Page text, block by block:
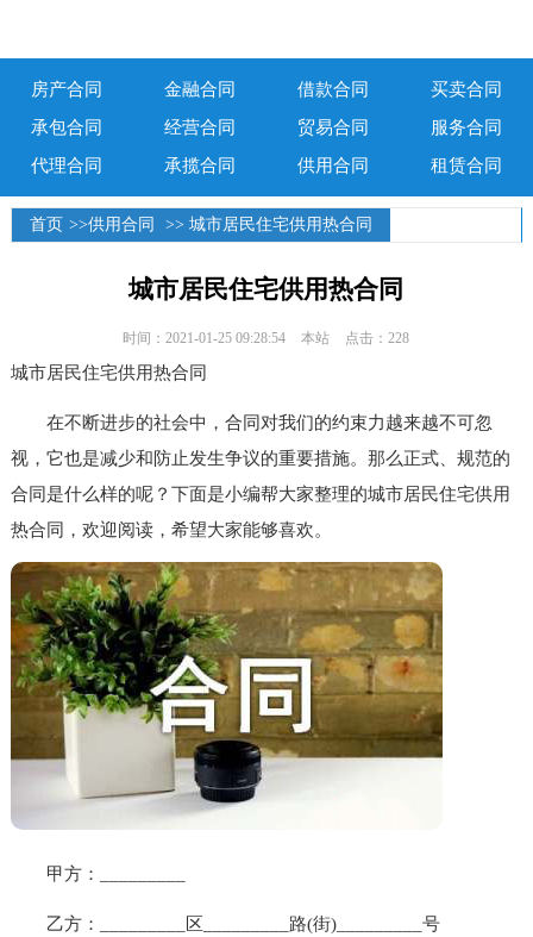
房产合同 金融合同 借款合同
买卖合同
承包合同
经营合同 贸易合同
服务合同
代理合同
承揽合同 供用合同 租赁合同
首页 >>供用合同 >> 城市居民住宅供用热合同
城市居民住宅供用热合同
时间：2021-01-25 09:28:54 本站 点击：228
城市居民住宅供用热合同
在不断进步的社会中，合同对我们的约束力越来越不可忽
视，它也是减少和防止发生争议的重要措施。那么正式、规范的
合同是什么样的呢？下面是小编帮大家整理的城市居民住宅供用
热合同，欢迎阅读，希望大家能够喜欢。
甲方：_________
乙方：_________区_________路(街)_________号